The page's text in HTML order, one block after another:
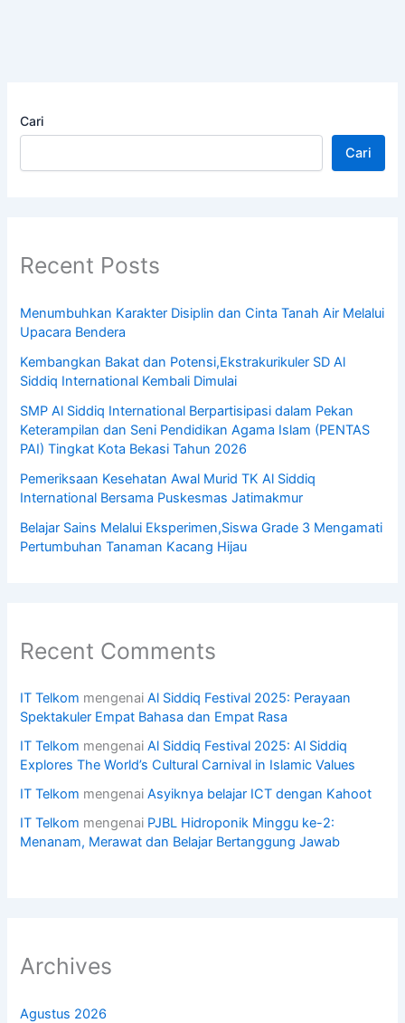
Cari
Cari
Recent Posts
Menumbuhkan Karakter Disiplin dan Cinta Tanah Air Melalui
Upacara Bendera
Kembangkan Bakat dan Potensi,Ekstrakurikuler SD Al
Siddiq International Kembali Dimulai
SMP Al Siddiq International Berpartisipasi dalam Pekan
Keterampilan dan Seni Pendidikan Agama Islam (PENTAS
PAI) Tingkat Kota Bekasi Tahun 2026
Pemeriksaan Kesehatan Awal Murid TK Al Siddiq
International Bersama Puskesmas Jatimakmur
Belajar Sains Melalui Eksperimen,Siswa Grade 3 Mengamati
Pertumbuhan Tanaman Kacang Hijau
Recent Comments
IT Telkom mengenaiAl Siddiq Festival 2025: Perayaan
Spektakuler Empat Bahasa dan Empat Rasa
IT Telkom mengenaiAl Siddiq Festival 2025: Al Siddiq
Explores The World’s Cultural Carnival in Islamic Values
IT Telkom mengenaiAsyiknya belajar ICT dengan Kahoot
IT Telkom mengenai PJBL Hidroponik Minggu ke-2:
Menanam, Merawat dan Belajar Bertanggung Jawab
Archives
Agustus 2026